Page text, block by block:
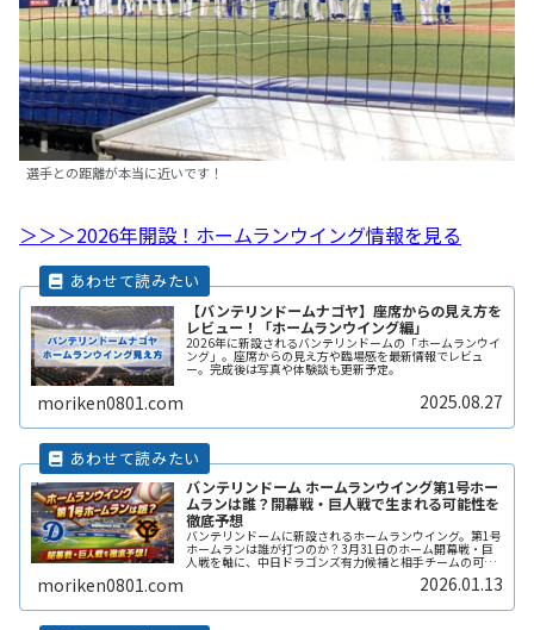
選手との距離が本当に近いです！
＞＞＞2026年開設！ホームランウイング情報を見る
【バンテリンドームナゴヤ】座席からの見え方を
レビュー！「ホームランウイング編」
2026年に新設されるバンテリンドームの「ホームランウイ
ング」。座席からの見え方や臨場感を最新情報でレビュ
ー。完成後は写真や体験談も更新予定。
moriken0801.com 2025.08.27
バンテリンドーム ホームランウイング第1号ホー
ムランは誰？開幕戦・巨人戦で生まれる可能性を
徹底予想
バンテリンドームに新設されるホームランウイング。第1号
ホームランは誰が打つのか？3月31日のホーム開幕戦・巨
人戦を軸に、中日ドラゴンズ有力候補と相手チームの可能
moriken0801.com 2026.01.13